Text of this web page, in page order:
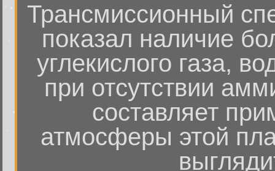
Трансмиссионный
показал наличие
углекислого газа,
при отсутствии
составляет
атмосферы этой